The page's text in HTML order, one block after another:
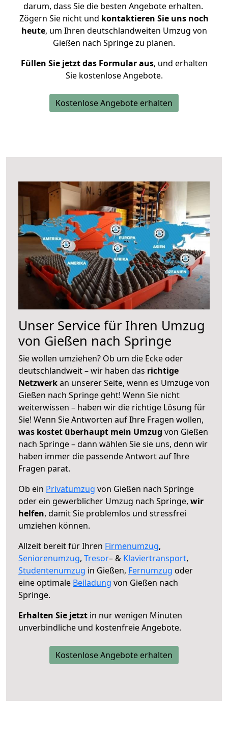
darum, dass Sie die besten Angebote erhalten.
Zögern Sie nicht und kontaktieren Sie uns noch
heute, um Ihren deutschlandweiten Umzug von
Gießen nach Springe zu planen.
Füllen Sie jetzt das Formular aus, und erhalten
Sie kostenlose Angebote.
Kostenlose Angebote erhalten
Unser Service für Ihren Umzug
von Gießen nach Springe
Sie wollen umziehen? Ob um die Ecke oder
deutschlandweit – wir haben das richtige
Netzwerkan unserer Seite, wenn es Umzüge von
Gießen nach Springe geht! Wenn Sie nicht
weiterwissen – haben wir die richtige Lösung für
Sie! Wenn Sie Antworten auf Ihre Fragen wollen,
was kostet überhaupt mein Umzug von Gießen
nach Springe – dann wählen Sie sie uns, denn wir
haben immer die passende Antwort auf Ihre
Fragen parat.
Ob ein Privatumzug von Gießen nach Springe
oder ein gewerblicher Umzug nach Springe, wir
helfen, damit Sie problemlos und stressfrei
umziehen können.
Allzeit bereit für Ihren Firmenumzug,
Seniorenumzug, Tresor– & Klaviertransport,
Studentenumzug in Gießen, Fernumzug oder
eine optimale Beiladung von Gießen nach
Springe.
Erhalten Sie jetzt in nur wenigen Minuten
unverbindliche und kostenfreie Angebote.
Kostenlose Angebote erhalten